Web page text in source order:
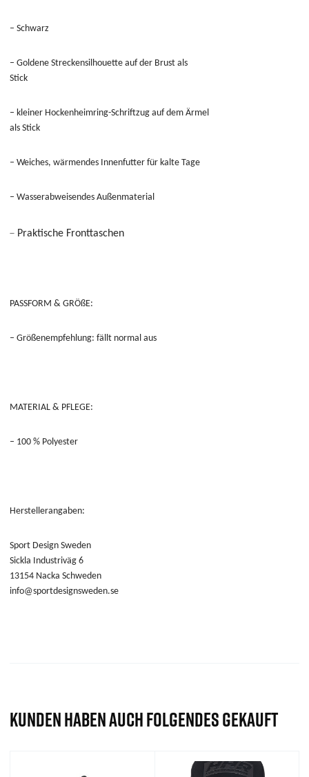
– Schwarz
– Goldene Streckensilhouette auf der Brust als
Stick
– kleiner Hockenheimring-Schriftzug auf dem Ärmel
als Stick
– Weiches, wärmendes Innenfutter für kalte Tage
– Wasserabweisendes Außenmaterial
– Praktische Fronttaschen
PASSFORM & GRÖßE:
– Größenempfehlung: fällt normal aus
MATERIAL & PFLEGE:
– 100 % Polyester
Herstellerangaben:
Sport Design Sweden
Sickla Industriväg 6
13154 Nacka Schweden
info@sportdesignsweden.se
KUNDEN HABEN AUCH FOLGENDES GEKAUFT